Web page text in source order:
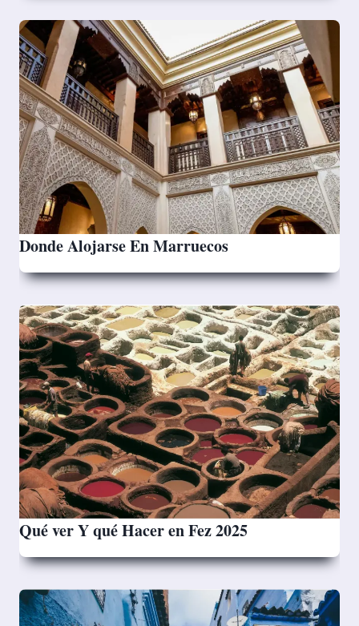
Donde Alojarse En Marruecos
Qué ver Y qué Hacer en Fez 2025